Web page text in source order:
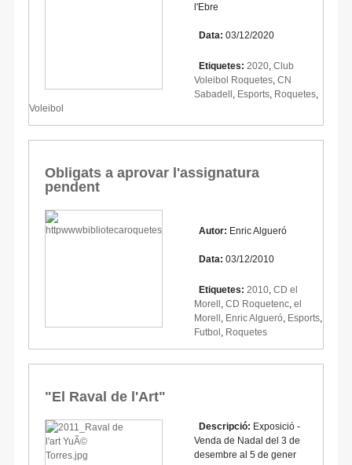
l'Ebre
Data: 03/12/2020
Etiquetes: 2020 Club
Voleibol Roquetes CN
Sabadell Esports Roquetes
Voleibol
Obligats a aprovar l'assignatura
pendent
Autor: Enric Algueró
Data: 03/12/2010
Etiquetes: 2010 CD el
Morell CD Roquetenc el
Morell Enric Algueró Esports
Futbol Roquetes
"El Raval de l'Art"
Descripció: Exposició -
Venda de Nadal del 3 de
desembre al 5 de gener